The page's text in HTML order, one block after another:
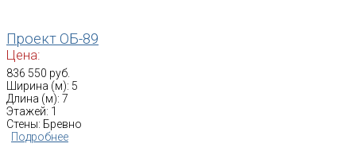
Проект ОБ-89
Цена:
836 550 руб.
Ширина (м): 5
Длина (м): 7
Этажей: 1
Стены: Бревно
Подробнее